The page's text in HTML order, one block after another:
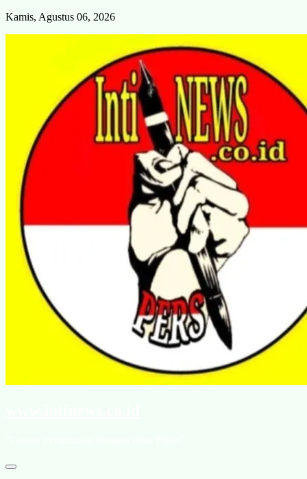
Skip
Kamis, Agustus 06, 2026